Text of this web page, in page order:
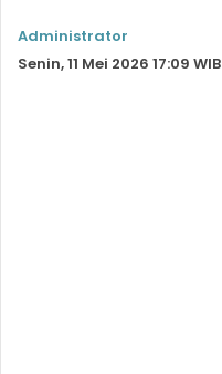
Administrator
Senin, 11 Mei 2026 17:09 WIB